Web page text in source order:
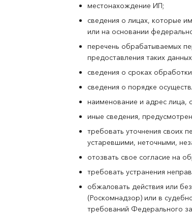
местонахождение ИП;
сведения о лицах, которые
или на основании
перечень обрабатываемых
предоставления таких
сведения о сроках
сведения о порядке
наименование и адрес лица,
иные сведения,
требовать уточнения своих
устаревшими, неточными,
отозвать свое согласие на
требовать устранения
обжаловать действия или
(Роскомнадзор) или в
требований Федерального